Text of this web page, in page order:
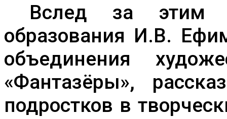
Вслед за этим
образования И.В.
объединения
«Фантазёры»,
подростков в